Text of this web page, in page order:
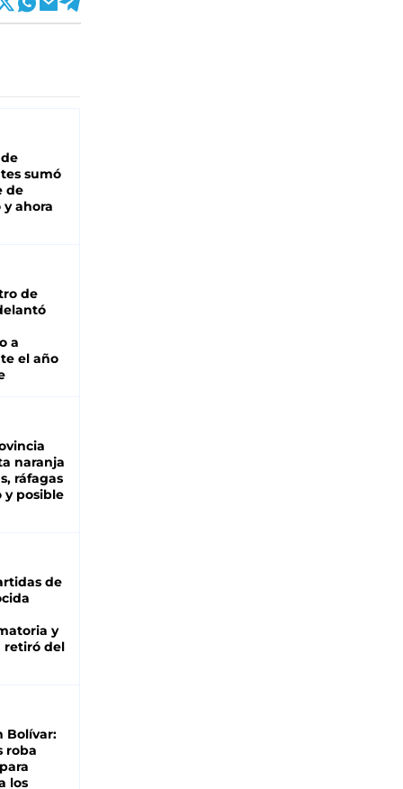
sumó
de
y ahora
de
a
el año
naranja
ráfagas
y posible
de
y
retiró del
Bolívar:
roba
los